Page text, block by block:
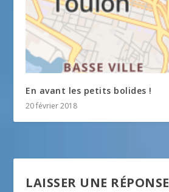
En avant les petits bolides !
20 février 2018
LAISSER UNE RÉPONSE